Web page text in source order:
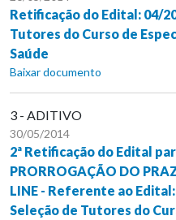
Retificação do Edital: 04/
Tutores do Curso de
Saúde
Baixar documento
3 - ADITIVO
30/05/2014
2ª Retificação do Edital
PRORROGAÇÃO DO
LINE - Referente ao
Seleção de Tutores do